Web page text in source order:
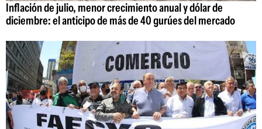
Inflación de julio, menor crecimiento anual y dólar de
diciembre: el anticipo de más de 40 gurúes del mercado